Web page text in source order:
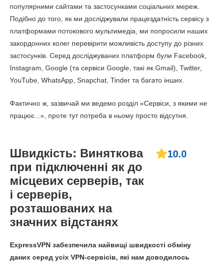
популярними сайтами та застосунками соціальних мереж.
Подібно до того, як ми досліджували працездатність сервісу з
платформами потокового мультимедіа, ми попросили наших
закордонних колег перевірити можливість доступу до різних
застосунків. Серед досліджуваних платформ були Facebook,
Instagram, Google (та сервіси Google, такі як Gmail), Twitter,
YouTube, WhatsApp, Snapchat, Tinder та багато інших.
Фактично ж, зазвичай ми ведемо розділ «Сервіси, з якими не
працює...», проте тут потреба в ньому просто відсутня.
Швидкість: Виняткова
при підключенні як до
місцевих серверів, так
і серверів,
розташованих на
значних відстанях
10.0
ExpressVPN забезпечила найвищі швидкості обміну
даних серед усіх VPN-сервісів, які нам доводилось